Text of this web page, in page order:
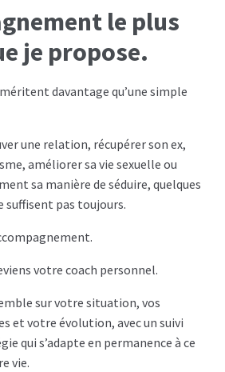
les plus appréciés par les
les plus appréciés par les
le plus
je propose.
davantage qu’une simple
une relation, récupérer son ex,
améliorer sa vie sexuelle ou
sa manière de séduire, quelques
suffisent pas toujours.
votre coach personnel.
sur votre situation, vos
et votre évolution, avec un suivi
qui s’adapte en permanence à ce
vie.